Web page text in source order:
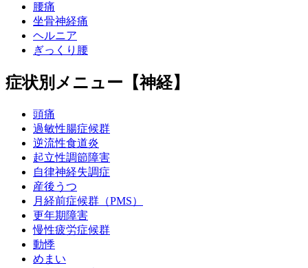
腰痛
坐骨神経痛
ヘルニア
ぎっくり腰
症状別メニュー【神経】
頭痛
過敏性腸症候群
逆流性食道炎
起立性調節障害
自律神経失調症
産後うつ
月経前症候群（PMS）
更年期障害
慢性疲労症候群
動悸
めまい